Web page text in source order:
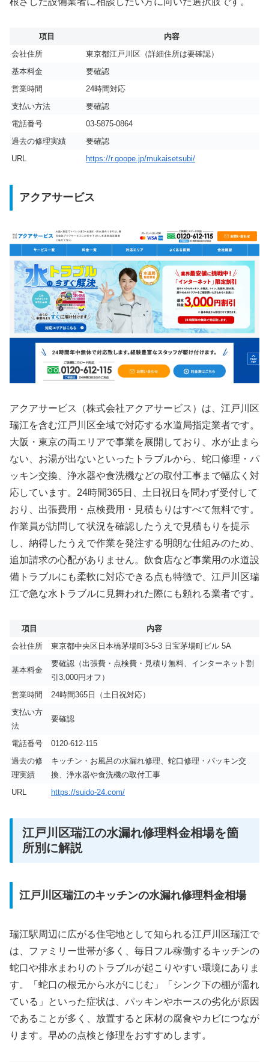
項目
内容
会社住所
東京都江戸川区（詳細住所は要確認）
基本料金
要確認
営業時間
24時間対応
支払い方法
要確認
電話番号
03-5875-0864
過去の修理実績
要確認
URL
https://r.goope.jp/mukaisetsubi/
アクアサービス
アクアサービス（株式会社アクアサービス）は、江戸川区
瑞江を含む江戸川区全域で対応する水道局指定業者です。
大阪・東京の両エリアで事業を展開しており、水が止まら
ない、お湯が出ないといったトラブルから、蛇口修理・パ
ッキン交換、浄水器や食洗機などの取付工事まで幅広く対
応しています。24時間365日、土日祝日を問わず受付して
おり、出張費用・点検費用・見積もりはすべて無料です。
作業員が訪問して状況を確認したうえで見積もりを提示
し、納得したうえで作業を発注する明朗な仕組みのため、
追加請求の心配がありません。飲食店など事業用の水道設
備トラブルにも柔軟に対応できる点も特徴で、江戸川区瑞
江で急な水トラブルに見舞われた際にも頼れる業者です。
項目
内容
会社住所
東京都中央区日本橋茅場町3-5-3 日宝茅場町ビル 5A
基本料金
要確認（出張費・点検費・見積り無料、インターネット割
引3,000円オフ）
営業時間
24時間365日（土日祝対応）
支払い方
法
要確認
電話番号
0120-612-115
過去の修
理実績
キッチン・お風呂の水漏れ修理、蛇口修理・パッキン交
換、浄水器や食洗機の取付工事
URL
https://suido-24.com/
江戸川区瑞江の水漏れ修理料金相場を箇
所別に解説
江戸川区瑞江のキッチンの水漏れ修理料金相場
瑞江駅周辺に広がる住宅地として知られる江戸川区瑞江で
は、ファミリー世帯が多く、毎日フル稼働するキッチンの
蛇口や排水まわりのトラブルが起こりやすい環境にありま
す。「蛇口の根元から水がにじむ」「シンク下の棚が濡れ
ている」といった症状は、パッキンやホースの劣化が原因
であることが多く、放置すると床材の腐食やカビにつなが
ります。早めの点検と修理をおすすめします。